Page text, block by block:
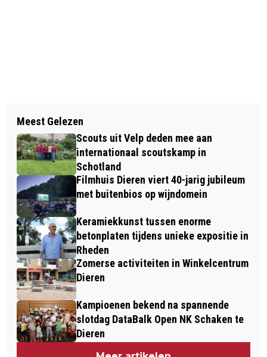
INFORMATIEBIJEENKOMST DE
DEELKRING RHEDEN
BIBLIOTHEEK VELUWEZOOM
ORGANISEERT GI-GA-GROENE
ACTIVITEITEN TIJDENS DE
KINDERBOEKENWEEK
Meest Gelezen
Scouts uit Velp deden mee aan
internationaal scoutskamp in
Schotland
Filmhuis Dieren viert 40-jarig jubileum
met buitenbios op wijndomein
Keramiekkunst tussen enorme
betonplaten tijdens unieke expositie in
Rheden
Zomerse activiteiten in Winkelcentrum
Dieren
Kampioenen bekend na spannende
slotdag DataBalk Open NK Schaken te
Dieren